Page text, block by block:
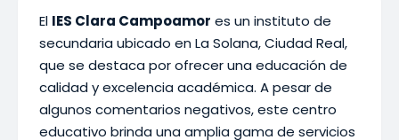
El IES Clara Campoamor es un instituto de
secundaria ubicado en La Solana, Ciudad Real,
que se destaca por ofrecer una educación de
calidad y excelencia académica. A pesar de
algunos comentarios negativos, este centro
educativo brinda una amplia gama de servicios